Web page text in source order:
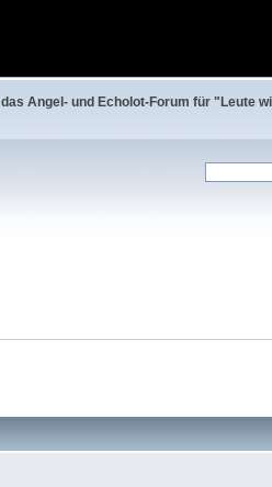
das Angel- und Echolot-Forum für "Leute